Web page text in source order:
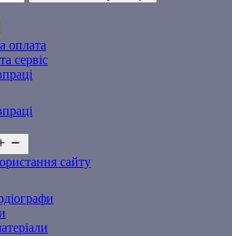
оплата
сервіс
меню
сайту